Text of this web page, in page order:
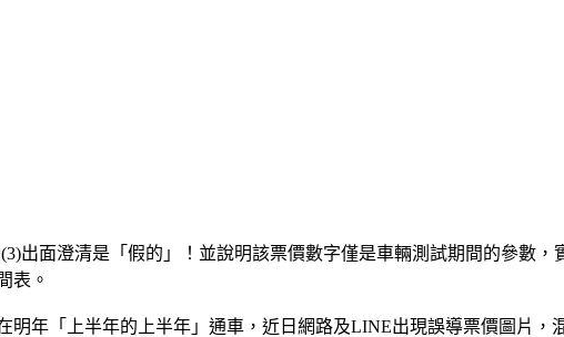
出面澄清是「假的」！並說明該票價數字僅是車輛測試期間的參數，
表。
明年「上半年的上半年」通車，近日網路及LINE出現誤導票價圖片